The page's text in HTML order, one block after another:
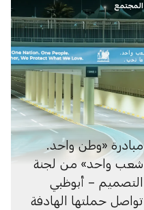
المجتمع
مبادرة «وطن واحد.
شعب واحد» من لجنة
التصميم – أبوظبي
تواصل حملتها الهادفة